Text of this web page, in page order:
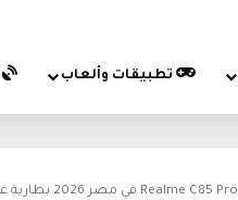
تطبيقات وألعاب
Realme C85 Pro في مصر 2026 بطارية عملاقة وشاشة قوية بأداء مميز ينافس القمة